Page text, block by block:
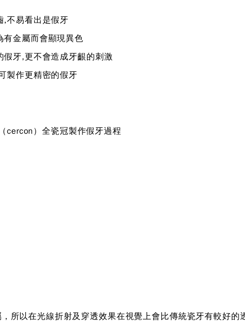
,不易看出是假牙
有金屬而會顯現異色
假牙,更不會造成牙齦的刺激
製作更精密的假牙
cercon）全瓷冠製作假牙過程
所以在光線折射及穿透效果在視覺上會比傳統瓷牙有較好